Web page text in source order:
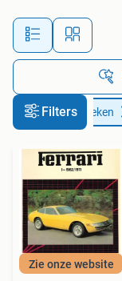
Filters Boeken
Zie onze website